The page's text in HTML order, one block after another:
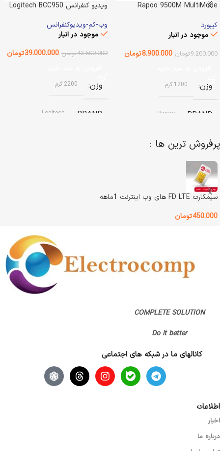
Rapoo 9500M MultiMode
کیبورد
موجود در انبار
9.200.000تومان 8.900.000تومان
وزن 1200 گرم
BRAND
Rapoo
نوع باتری
باتری قابل شارژ داخلی
رنگ مشکی
اتمام مهلت گارانتی (قبلا گارانتی داشته)
پانا
ویدیو کنفرانس Logitech BCC950
وب-کم-ویدیوکنفرانس
موجود در انبار
43.500.000تومان 39.000.000تومان
وزن 2200 گرم
BRAND
Logitech
گارانتی
پرفروش ترین ها :
سیمکارت FD LTE های وب اینترنت 1ماهه
450.000تومان
COMPLETE SOLUTION
Do it better
کانالهای ما در شبکه های اجتماعی
اطلاعات
اخبار
درباره ما